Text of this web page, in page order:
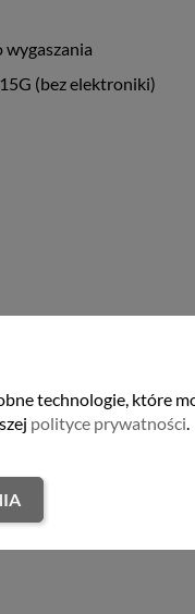
wygaszania
(bez elektroniki)
technologie, które
polityce prywatności.